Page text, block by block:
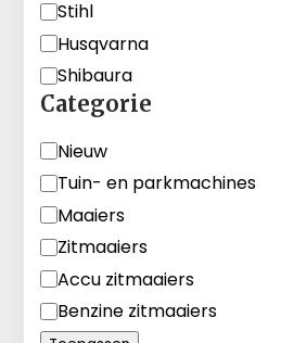
Merk
Stihl
Husqvarna
Shibaura
Categorie
Categorie
Nieuw
Tuin- en parkmachines
Maaiers
Zitmaaiers
Accu zitmaaiers
Benzine zitmaaiers